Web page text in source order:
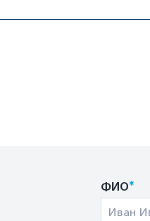
ФИО*